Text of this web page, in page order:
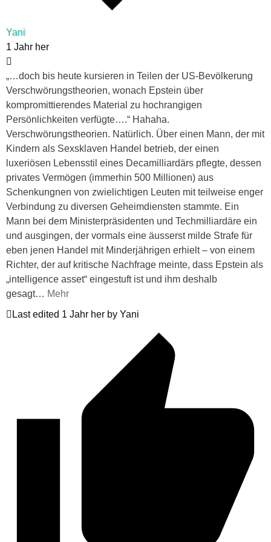
Yani
1 Jahr her
„…doch bis heute kursieren in Teilen der US-Bevölkerung
Verschwörungstheorien, wonach Epstein über
kompromittierendes Material zu hochrangigen
Persönlichkeiten verfügte….“ Hahaha.
Verschwörungstheorien. Natürlich. Über einen Mann, der mit
Kindern als Sexsklaven Handel betrieb, der einen
luxeriösen Lebensstil eines Decamilliardärs pflegte, dessen
privates Vermögen (immerhin 500 Millionen) aus
Schenkungnen von zwielichtigen Leuten mit teilweise enger
Verbindung zu diversen Geheimdiensten stammte. Ein
Mann bei dem Ministerpräsidenten und Techmilliardäre ein
und ausgingen, der vormals eine äusserst milde Strafe für
eben jenen Handel mit Minderjährigen erhielt – von einem
Richter, der auf kritische Nachfrage meinte, dass Epstein als
„intelligence asset“ eingestuft ist und ihm deshalb
gesagt… Mehr
Last edited 1 Jahr her by Yani